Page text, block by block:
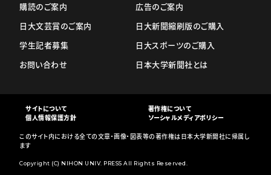
購読のご案内
日大文芸賞のご案内
学生記者募集
お問い合わせ
広告のご案内
日大新聞縮刷版のご購入
日大スポーツのご購入
日本大学新聞社とは
サイトについて
著作権について
個人情報保護方針
ソーシャルメディアポリシー
このサイト内における全ての文章・画像・図表等の著作権は日本大学新聞社に帰属し
ます
Copyright (C) NIHON UNIV. PRESS All Rights Reserved.